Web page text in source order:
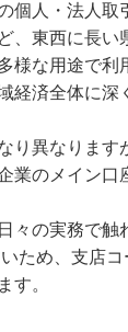
人・法人取
東西に長い
様な用途で
済全体に深
り異なりま
業のメイン
々の実務で
ため、支店
す。